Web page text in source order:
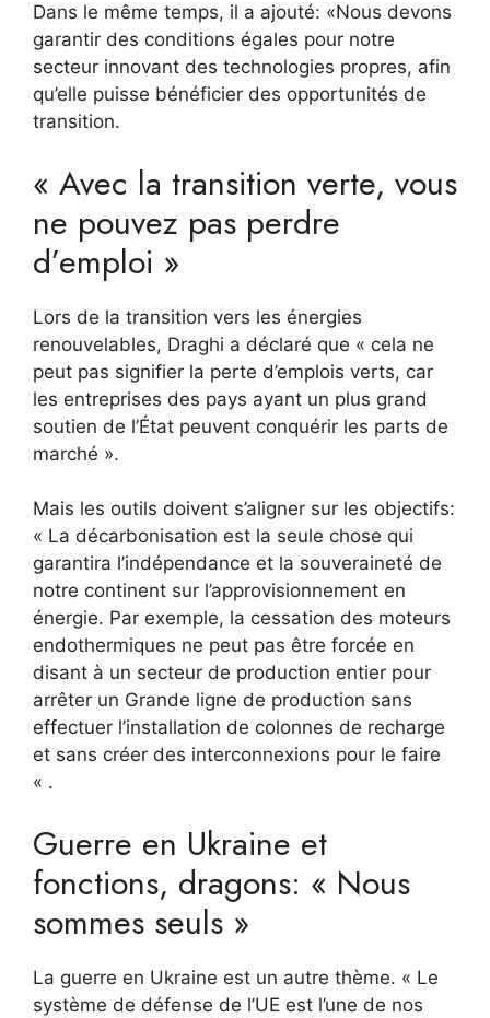
Dans le même temps, il a ajouté: «Nous devons
garantir des conditions égales pour notre
secteur innovant des technologies propres, afin
qu’elle puisse bénéficier des opportunités de
transition.
« Avec la transition verte, vous
ne pouvez pas perdre
d’emploi »
Lors de la transition vers les énergies
renouvelables, Draghi a déclaré que « cela ne
peut pas signifier la perte d’emplois verts, car
les entreprises des pays ayant un plus grand
soutien de l’État peuvent conquérir les parts de
marché ».
Mais les outils doivent s’aligner sur les objectifs:
« La décarbonisation est la seule chose qui
garantira l’indépendance et la souveraineté de
notre continent sur l’approvisionnement en
énergie. Par exemple, la cessation des moteurs
endothermiques ne peut pas être forcée en
disant à un secteur de production entier pour
arrêter un Grande ligne de production sans
effectuer l’installation de colonnes de recharge
et sans créer des interconnexions pour le faire
« .
Guerre en Ukraine et
fonctions, dragons: « Nous
sommes seuls »
La guerre en Ukraine est un autre thème. « Le
système de défense de l’UE est l’une de nos